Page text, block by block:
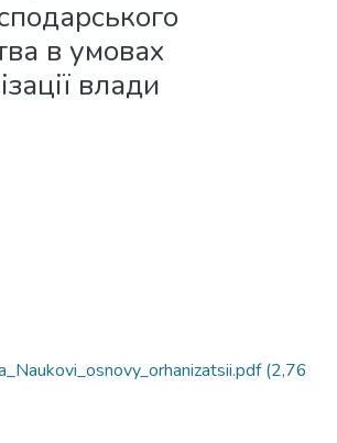
в умовах
влади
(2,76